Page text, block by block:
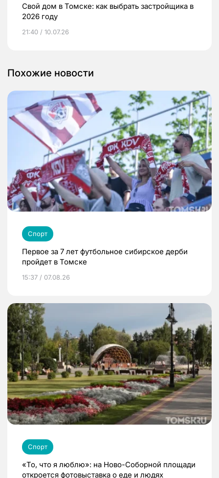
Свой дом в Томске: как выбрать застройщика в
2026 году
21:40 / 10.07.26
Похожие новости
Спорт
Первое за 7 лет футбольное сибирское дерби
пройдет в Томске
15:37 / 07.08.26
Спорт
«То, что я люблю»: на Ново-Соборной площади
откроется фотовыставка о еде и людях